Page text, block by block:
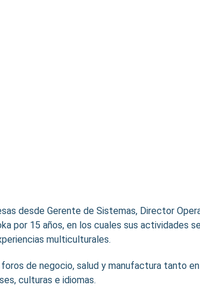
desde Gerente de Sistemas, Director
por 15 años, en los cuales sus actividades
multiculturales.
de negocio, salud y manufactura tanto en
culturas e idiomas.